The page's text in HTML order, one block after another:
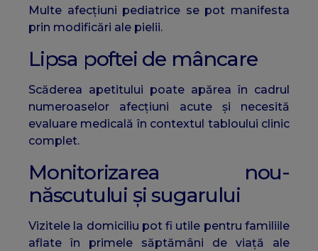
Multe afecțiuni pediatrice se pot manifesta
prin modificări ale pielii.
Lipsa poftei de mâncare
Scăderea apetitului poate apărea în cadrul
numeroaselor afecțiuni acute și necesită
evaluare medicală în contextul tabloului clinic
complet.
Monitorizarea nou-
născutului și sugarului
Vizitele la domiciliu pot fi utile pentru familiile
aflate în primele săptămâni de viață ale